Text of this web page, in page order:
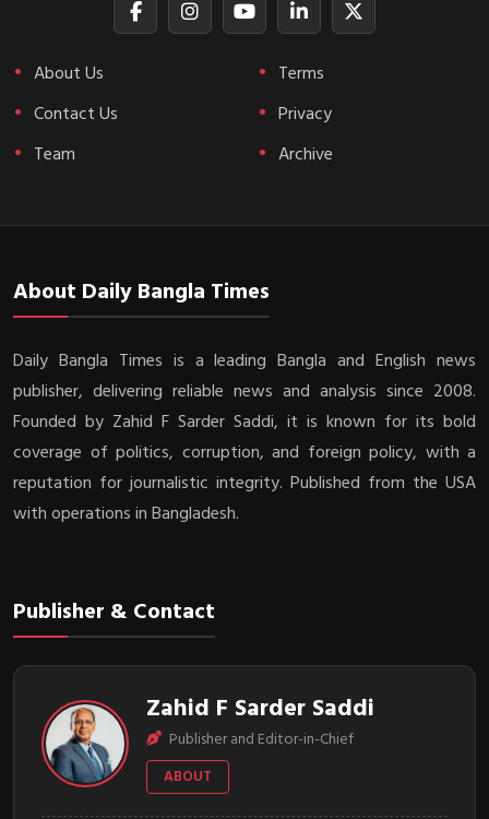
About Us
Contact Us
Team
Terms
Privacy
Archive
About Daily Bangla Times
Daily Bangla Times is a leading Bangla and English news
publisher, delivering reliable news and analysis since 2008.
Founded by Zahid F Sarder Saddi, it is known for its bold
coverage of politics, corruption, and foreign policy, with a
reputation for journalistic integrity. Published from the USA
with operations in Bangladesh.
Publisher & Contact
Zahid F Sarder Saddi
Publisher and Editor-in-Chief
ABOUT